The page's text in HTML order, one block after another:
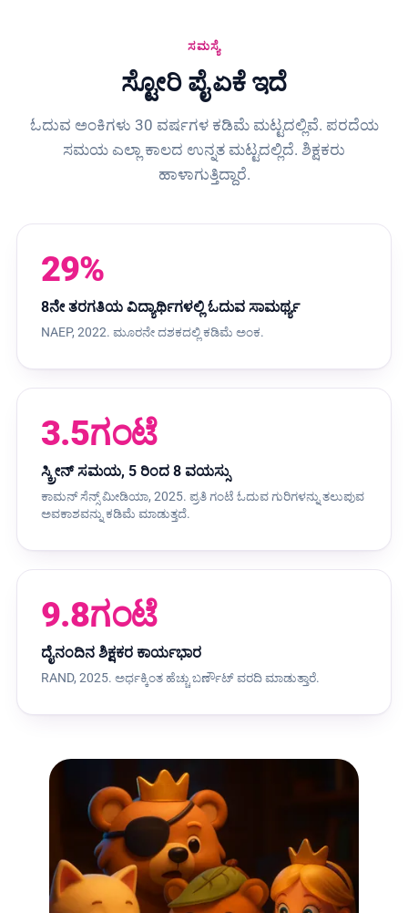
ಸಮಸ್ಯೆ
ಸ್ಟೋರಿ ಪೈ ಏಕೆ ಇದೆ
ಓದುವ ಅಂಕಿಗಳು 30 ವರ್ಷಗಳ ಕಡಿಮೆ ಮಟ್ಟದಲ್ಲಿವೆ. ಪರದೆಯ
ಸಮಯ ಎಲ್ಲಾ ಕಾಲದ ಉನ್ನತ ಮಟ್ಟದಲ್ಲಿದೆ. ಶಿಕ್ಷಕರು
ಹಾಳಾಗುತ್ತಿದ್ದಾರೆ.
29%
8ನೇ ತರಗತಿಯ ವಿದ್ಯಾರ್ಥಿಗಳಲ್ಲಿ ಓದುವ ಸಾಮರ್ಥ್ಯ
NAEP, 2022. ಮೂರನೇ ದಶಕದಲ್ಲಿ ಕಡಿಮೆ ಅಂಕ.
3.5ಗಂಟೆ
ಸ್ಕ್ರೀನ್ ಸಮಯ, 5 ರಿಂದ 8 ವಯಸ್ಸು
ಕಾಮನ್ ಸೆನ್ಸ್ ಮೀಡಿಯಾ, 2025. ಪ್ರತಿ ಗಂಟೆ ಓದುವ ಗುರಿಗಳನ್ನು ತಲುಪುವ
ಅವಕಾಶವನ್ನು ಕಡಿಮೆ ಮಾಡುತ್ತದೆ.
9.8ಗಂಟೆ
ದೈನಂದಿನ ಶಿಕ್ಷಕರ ಕಾರ್ಯಭಾರ
RAND, 2025. ಅರ್ಧಕ್ಕಿಂತ ಹೆಚ್ಚು ಬರ್ಣೌಟ್ ವರದಿ ಮಾಡುತ್ತಾರೆ.